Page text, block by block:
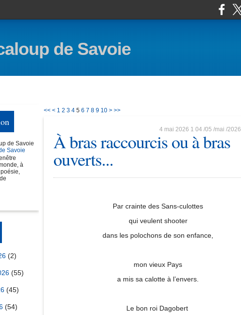
de Savoie
de Savoie
à
(2)
(55)
(45)
(54)
<< < 1 2 3 4 5 6 7 8 9 10 20
30
40
50
60
70
80
90
100
> >>
4 mai 2026 1 04 /05 /mai /2026
À bras raccourcis ou à bras
ouverts...
Par crainte des Sans-culottes
qui veulent shooter
dans les polochons de son enfance,
mon vieux Pays
a mis sa calotte à l’envers.
Le bon roi Dagobert